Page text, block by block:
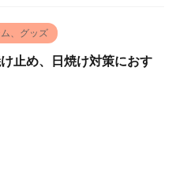
、グッズ
止め、日焼け対策におす